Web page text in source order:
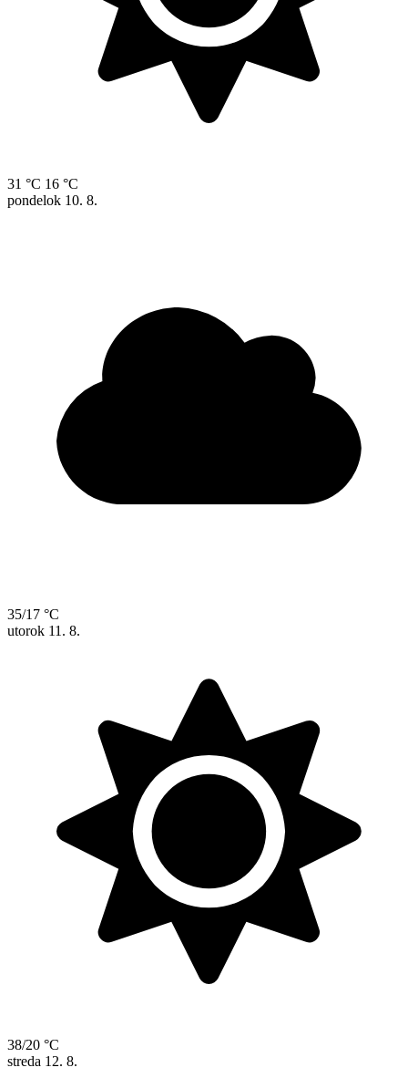
31 °C 16 °C
pondelok 10. 8.
35/17 °C
utorok 11. 8.
38/20 °C
streda 12. 8.